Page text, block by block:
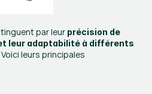
par leur précision de
leur adaptabilité à différents
Voici leurs principales